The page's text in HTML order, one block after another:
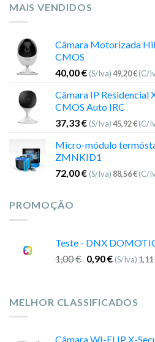
MAIS VENDIDOS
Câmara Motorizada
CMOS
40,00€ (S/Iva)49,20€(C/
Câmara IP
CMOS Auto IRC
37,33€ (S/Iva)45,92€(C/
Micro-módulo
ZMNKID1
72,00€ (S/Iva) 88,56€(C/
PROMOÇÃO
Teste - DNX
1,00€ 0,90€ (S/Iva) 1,11
MELHOR CLASSIFICADOS
Câmara WI-FI IP X-